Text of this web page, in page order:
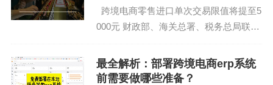
家猫剃成了葛优"
跨境电商零售进口单次交易限值将提至5
000元 财政部、海关总署、税务总局联合
策，提高享受税收优惠政策的商品限额上
限，扩大清单范围。通知自2019年1月1
最全解析：部署跨境电商erp系统
前需要做哪些准备？